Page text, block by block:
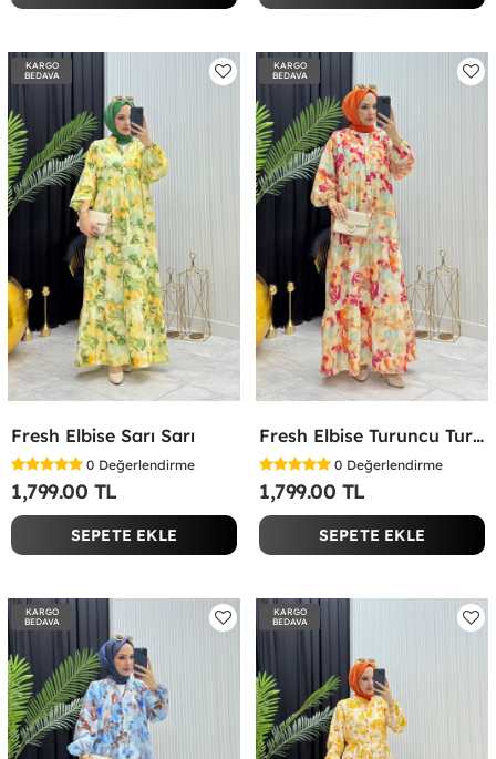
KARGO
BEDAVA
Fresh Elbise Sarı Sarı
0 Değerlendirme
1,799.00 TL
SEPETE EKLE
KARGO
BEDAVA
Fresh Elbise Turuncu Turuncu
0 Değerlendirme
1,799.00 TL
SEPETE EKLE
KARGO
BEDAVA
KARGO
BEDAVA